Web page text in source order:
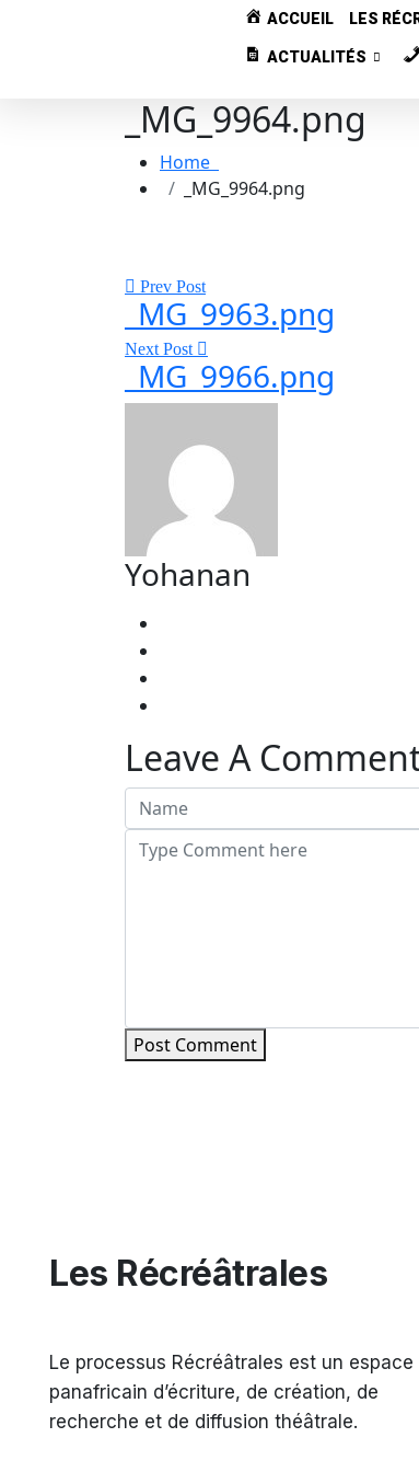
ACCUEIL LES
ACTUALITÉS
_MG_9964.png
Home
_MG_9964.png
Prev Post
_MG_9963.png
Next Post
_MG_9966.png
Yohanan
Leave A
Post Comment
Les Récréâtrales
Le processus Récréâtrales est un espace
panafricain d’écriture, de création, de
recherche et de diffusion théâtrale.